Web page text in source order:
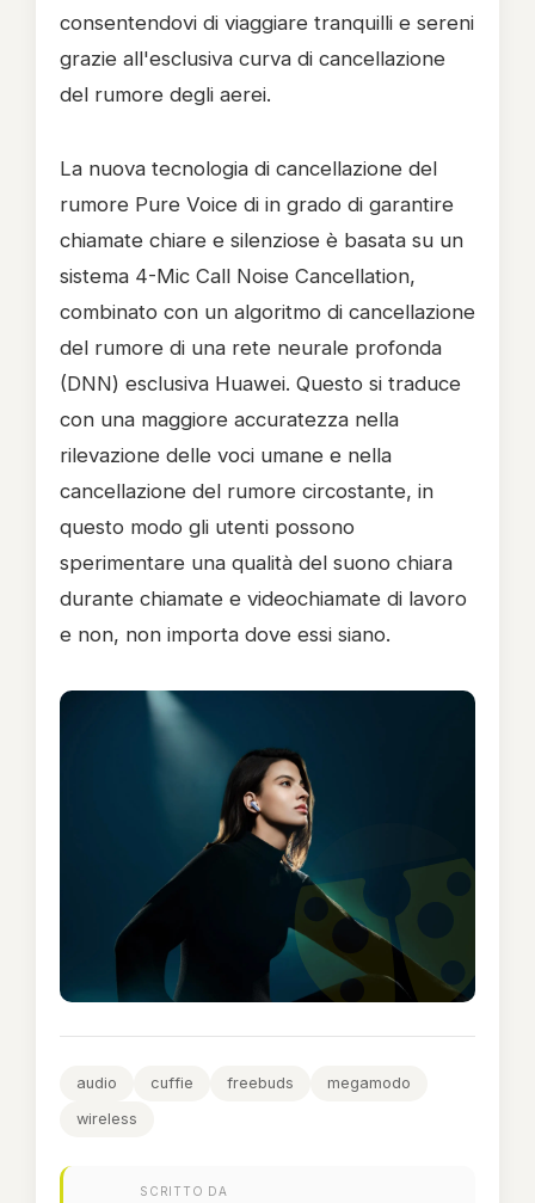
consentendovi di viaggiare tranquilli e sereni
grazie all'esclusiva curva di cancellazione
del rumore degli aerei.
La nuova tecnologia di cancellazione del
rumore Pure Voice di in grado di garantire
chiamate chiare e silenziose è basata su un
sistema 4-Mic Call Noise Cancellation,
combinato con un algoritmo di cancellazione
del rumore di una rete neurale profonda
(DNN) esclusiva Huawei. Questo si traduce
con una maggiore accuratezza nella
rilevazione delle voci umane e nella
cancellazione del rumore circostante, in
questo modo gli utenti possono
sperimentare una qualità del suono chiara
durante chiamate e videochiamate di lavoro
e non, non importa dove essi siano.
audio cuffie freebuds
megamodo
wireless
SCRITTO DA